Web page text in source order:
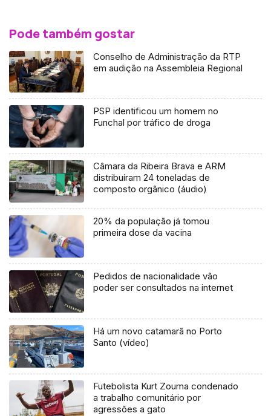
Pode também gostar
Conselho de Administração da RTP
em audição na Assembleia Regional
PSP identificou um homem no
Funchal por tráfico de droga
Câmara da Ribeira Brava e ARM
distribuíram 24 toneladas de
composto orgânico (áudio)
20% da população já tomou
primeira dose da vacina
Pedidos de nacionalidade vão
poder ser consultados na internet
Há um novo catamarã no Porto
Santo (vídeo)
Futebolista Kurt Zouma condenado
a trabalho comunitário por
agressões a gato